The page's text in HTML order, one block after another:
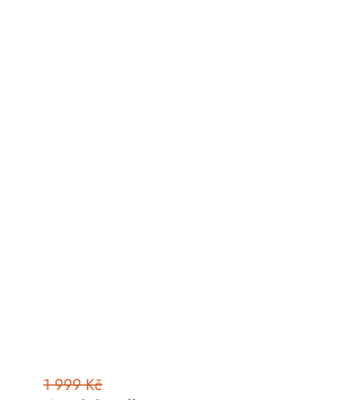
1 999 Kč